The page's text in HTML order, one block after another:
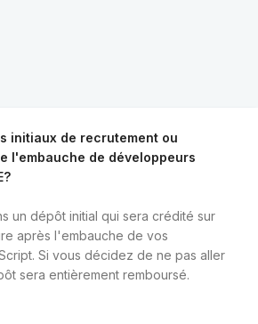
initiaux de recrutement ou
l'embauche de développeurs
un dépôt initial qui sera crédité sur
après l'embauche de vos
Si vous décidez de ne pas aller
sera entièrement remboursé.